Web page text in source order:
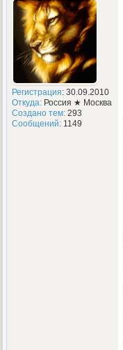
Регистрация: 30.09.2010
Откуда:Россия ★ Москва
Создано тем:293
Сообщений:1149